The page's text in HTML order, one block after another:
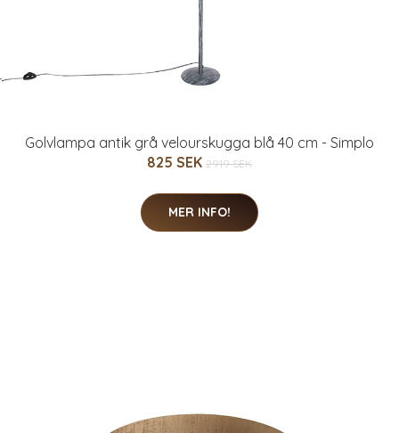
Golvlampa antik grå velourskugga blå 40 cm - Simplo
825 SEK 2919 SEK
MER INFO!